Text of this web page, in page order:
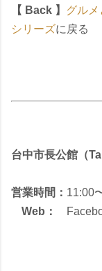
【 Back 】 グル
シリーズに戻る
台中市長公館（
営業時間： 11:00
Web：